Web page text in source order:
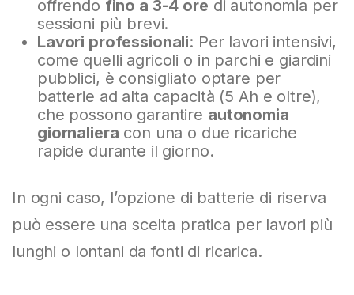
offrendo fino a 3-4 ore di autonomia per
sessioni più brevi.
Lavori professionali: Per lavori intensivi,
come quelli agricoli o in parchi e giardini
pubblici, è consigliato optare per
batterie ad alta capacità (5 Ah e oltre),
che possono garantire autonomia
giornaliera con una o due ricariche
rapide durante il giorno.
In ogni caso, l’opzione di batterie di riserva
può essere una scelta pratica per lavori più
lunghi o lontani da fonti di ricarica.